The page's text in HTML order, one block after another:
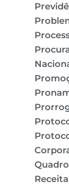
Receita